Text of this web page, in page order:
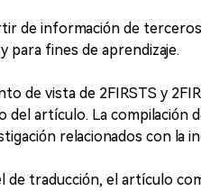
de información de
para fines de aprendizaje.
de vista de 2FIRSTS y
del artículo. La compilación
relacionados con la
de traducción, el artículo